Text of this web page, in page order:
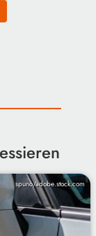
spuno/adobe.stock.com